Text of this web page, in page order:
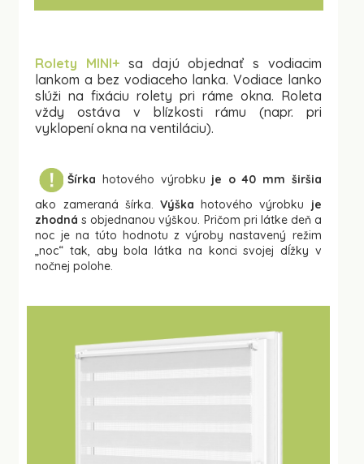
Rolety MINI+ sa dajú objednať s vodiacim
lankom a bez vodiaceho lanka. Vodiace lanko
slúži na fixáciu rolety pri ráme okna. Roleta
vždy ostáva v blízkosti rámu (napr. pri
vyklopení okna na ventiláciu).
Šírka hotového výrobku je o 40 mm širšia
ako zameraná šírka.Výška hotového výrobku je
zhodná s objednanou výškou. Pričom pri látke deň a
noc je na túto hodnotu z výroby nastavený režim
„noc“ tak, aby bola látka na konci svojej dĺžky v
nočnej polohe.